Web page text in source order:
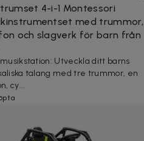
4-i-1 Montessori
med trummor,
och slagverk för barn från
Utveckla ditt barns
talang med tre trummor, en
cy...